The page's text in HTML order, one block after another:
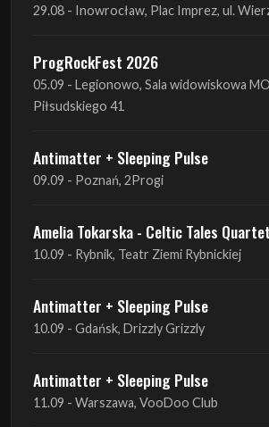
29.08 - Inowrocław, Plac Imprez, ul.
ProgRockFest 2026
05.09 - Legionowo, Sala widowiskowa
Piłsudskiego 41
Antimatter + Sleeping Pulse
09.09 - Poznań, 2Progi
Amelia Tokarska - Celtic Tales Quartet
10.09 - Rybnik, Teatr Ziemi Rybnickiej
Antimatter + Sleeping Pulse
10.09 - Gdańsk, Drizzly Grizzly
Antimatter + Sleeping Pulse
11.09 - Warszawa, VooDoo Club